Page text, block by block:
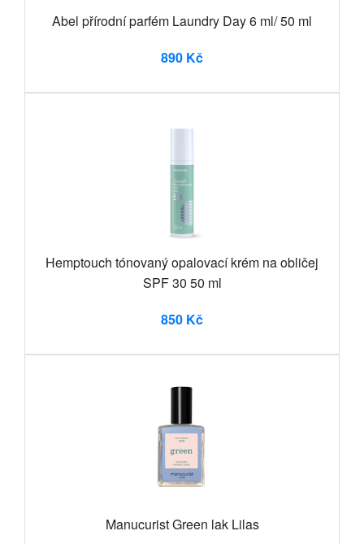
Abel přírodní parfém Laundry Day 6 ml/ 50 ml
890 Kč
Hemptouch tónovaný opalovací krém na obličej
SPF 30 50 ml
850 Kč
Manucurist Green lak Lilas